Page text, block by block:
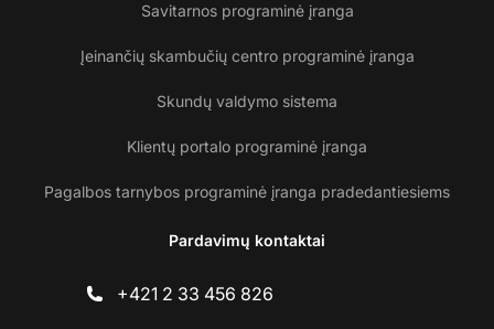
Savitarnos programinė įranga
Įeinančių skambučių centro programinė įranga
Skundų valdymo sistema
Klientų portalo programinė įranga
Pagalbos tarnybos programinė įranga pradedantiesiems
Pardavimų kontaktai
+421 2 33 456 826